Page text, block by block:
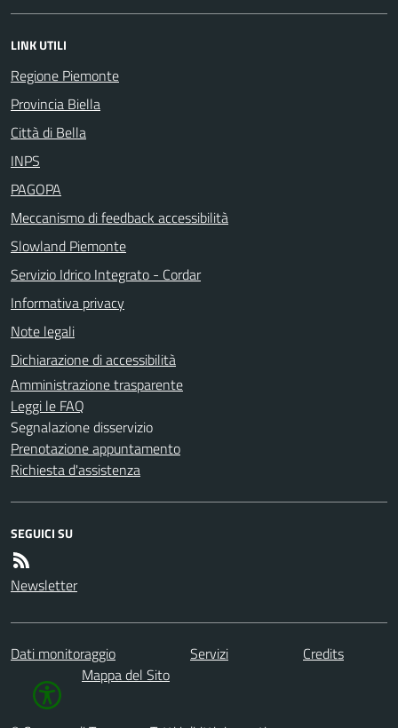
LINK UTILI
Regione Piemonte
Provincia Biella
Città di Bella
INPS
PAGOPA
Meccanismo di feedback accessibilità
Slowland Piemonte
Servizio Idrico Integrato - Cordar
Informativa privacy
Note legali
Dichiarazione di accessibilità
Amministrazione trasparente
Leggi le FAQ
Segnalazione disservizio
Prenotazione appuntamento
Richiesta d'assistenza
SEGUICI SU
Newsletter
Dati monitoraggio Servizi
Credits
Mappa del Sito